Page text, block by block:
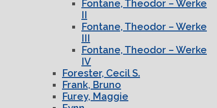
Fontane, Theodor – Werke
II
Fontane, Theodor – Werke
III
Fontane, Theodor – Werke
IV
Forester, Cecil S.
Frank, Bruno
Furey, Maggie